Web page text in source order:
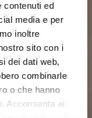
contenuti ed
media e per
inoltre
sito con i
dei dati web,
combinarle
o che hanno
Acconsenta ai